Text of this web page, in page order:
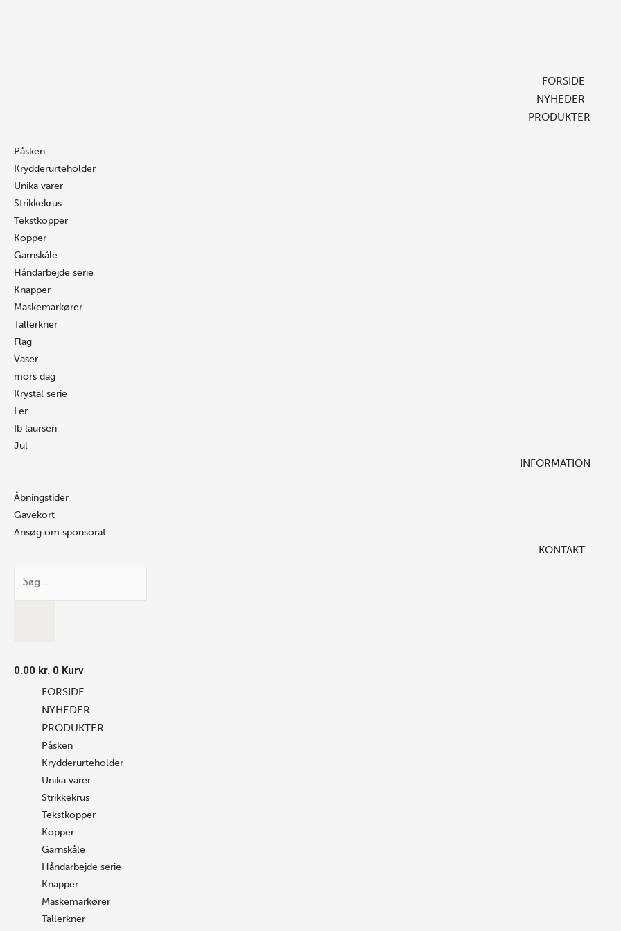
FORSIDE
NYHEDER
PRODUKTER
Påsken
Krydderurteholder
Unika varer
Strikkekrus
Tekstkopper
Kopper
Garnskåle
Håndarbejde serie
Knapper
Maskemarkører
Tallerkner
Flag
Vaser
mors dag
Krystal serie
Ler
Ib laursen
Jul
INFORMATION
Åbningstider
Gavekort
Ansøg om sponsorat
KONTAKT
0.00 kr. 0 Kurv
FORSIDE
NYHEDER
PRODUKTER
Påsken
Krydderurteholder
Unika varer
Strikkekrus
Tekstkopper
Kopper
Garnskåle
Håndarbejde serie
Knapper
Maskemarkører
Tallerkner